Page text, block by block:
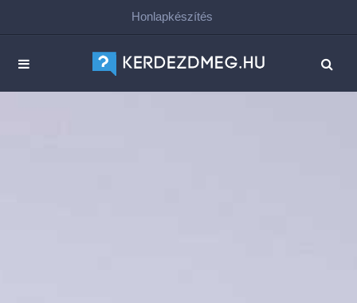
Honlapkészítés